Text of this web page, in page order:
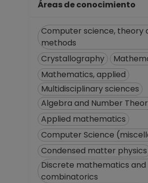
hasta
hasta
Áreas de conocimiento
Computer science, theory
methods
Crystallography
Mathematics, applied
Multidisciplinary sciences
Algebra and Number
Applied mathematics
Computer Science
Condensed matter physics
Discrete mathematics and
combinatorics